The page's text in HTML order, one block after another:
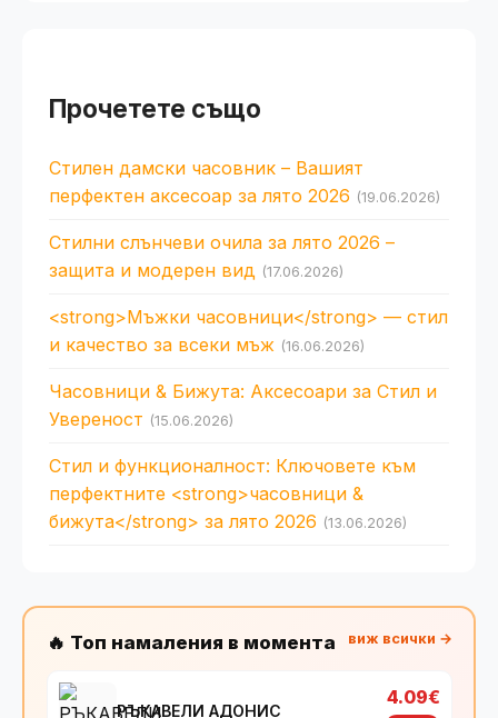
Прочетете също
Стилен дамски часовник – Вашият
перфектен аксесоар за лято 2026 (19.06.2026)
Стилни слънчеви очила за лято 2026 –
защита и модерен вид (17.06.2026)
<strong>Мъжки часовници</strong> — стил
и качество за всеки мъж (16.06.2026)
Часовници & Бижута: Аксесоари за Стил и
Увереност (15.06.2026)
Стил и функционалност: Ключовете към
перфектните <strong>часовници &
бижута</strong> за лято 2026 (13.06.2026)
🔥 Топ намаления в момента виж всички →
РЪКАВЕЛИ АДОНИС
4.09€